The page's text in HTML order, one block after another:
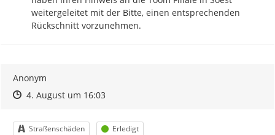
weitergeleitet mit der Bitte, einen entsprechenden
Rückschnitt vorzunehmen.
Anonym
Zeitpunkt des Erstellens
Zeitpunkt des Erstellens
4. August um 16:03Zur Äußerung
Kategorie
Straßenschäden Status
Erledigt